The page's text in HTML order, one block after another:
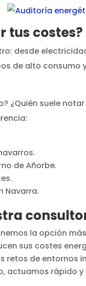
tus costes?
desde
de alto consumo
¿Quién suele
de Añorbe.
Navarra.
la opción
sus costes
retos de entornos
actuamos rápido